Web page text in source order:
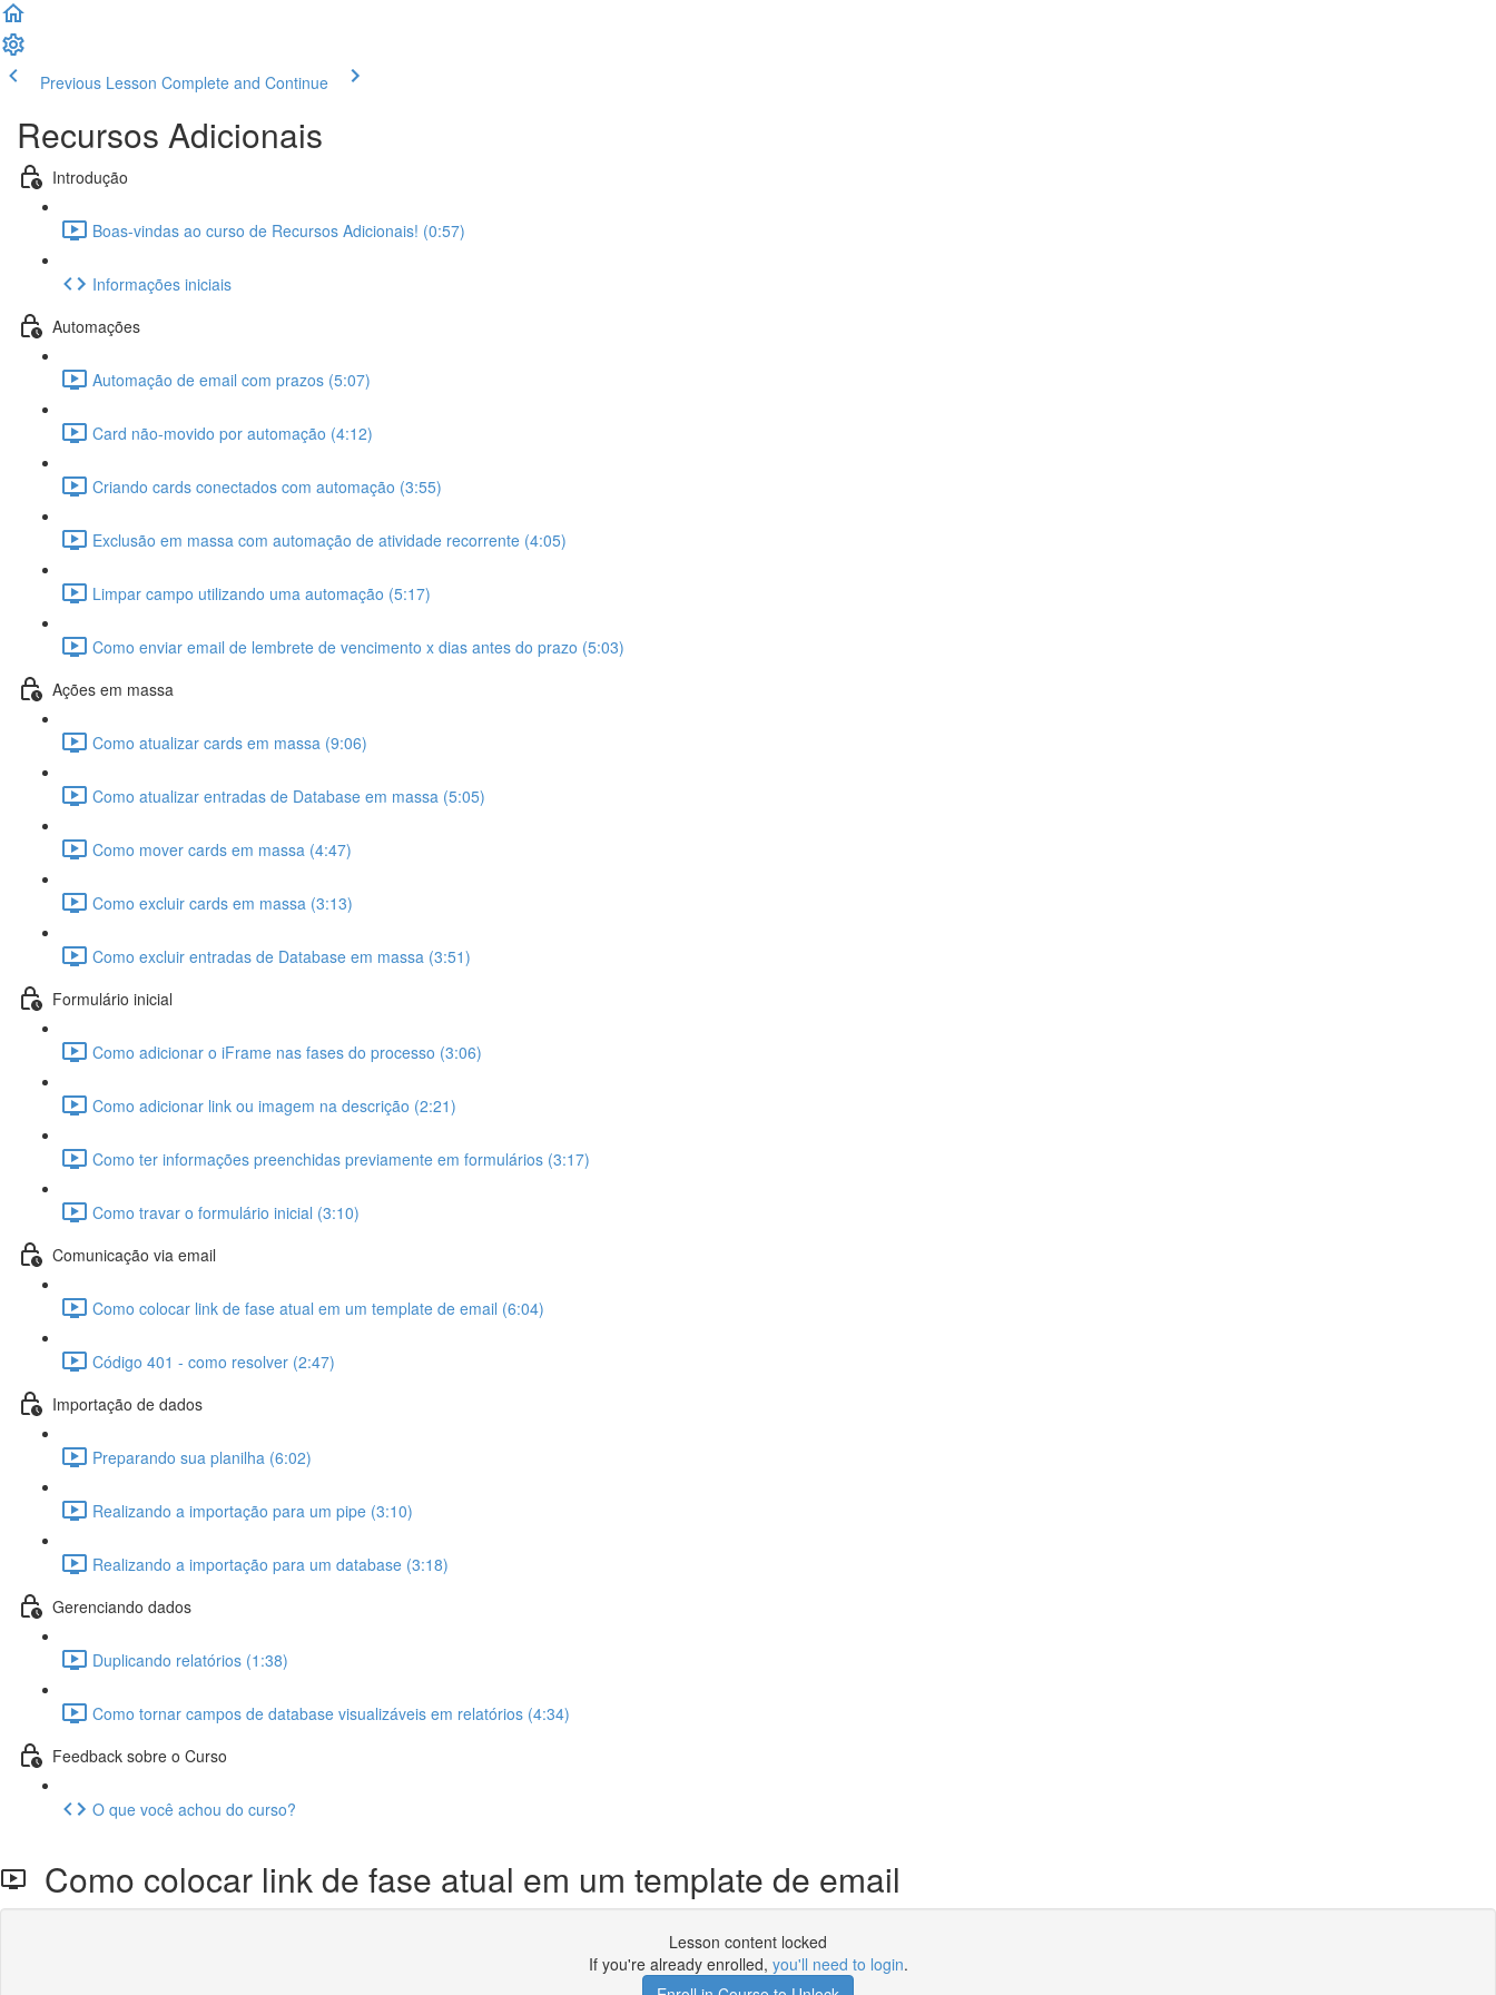
Previous Lesson Complete and Continue
Recursos Adicionais
Introdução
Boas-vindas ao curso de Recursos Adicionais! (0:57)
Informações iniciais
Automações
Automação de email com prazos (5:07)
Card não-movido por automação (4:12)
Criando cards conectados com automação (3:55)
Exclusão em massa com automação de atividade recorrente (4:05)
Limpar campo utilizando uma automação (5:17)
Como enviar email de lembrete de vencimento x dias antes do prazo (5:03)
Ações em massa
Como atualizar cards em massa (9:06)
Como atualizar entradas de Database em massa (5:05)
Como mover cards em massa (4:47)
Como excluir cards em massa (3:13)
Como excluir entradas de Database em massa (3:51)
Formulário inicial
Como adicionar o iFrame nas fases do processo (3:06)
Como adicionar link ou imagem na descrição (2:21)
Como ter informações preenchidas previamente em formulários (3:17)
Como travar o formulário inicial (3:10)
Comunicação via email
Como colocar link de fase atual em um template de email (6:04)
Código 401 - como resolver (2:47)
Importação de dados
Preparando sua planilha (6:02)
Realizando a importação para um pipe (3:10)
Realizando a importação para um database (3:18)
Gerenciando dados
Duplicando relatórios (1:38)
Como tornar campos de database visualizáveis em relatórios (4:34)
Feedback sobre o Curso
O que você achou do curso?
Como colocar link de fase atual em um template de email
Lesson content locked
If you're already enrolled, you'll need to login.